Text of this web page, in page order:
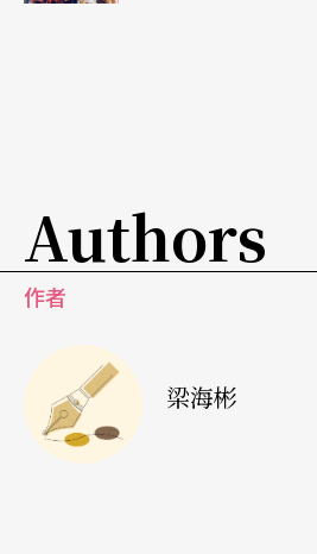
Authors
作者
梁海彬